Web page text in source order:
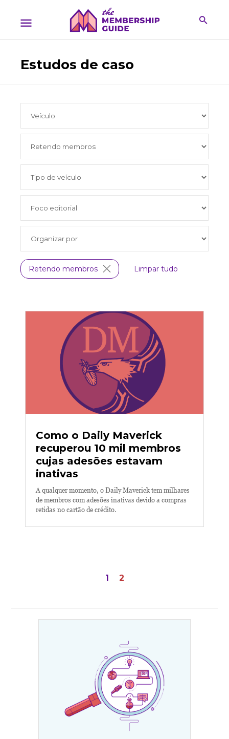
Estudos de caso
Retendo membros Limpar tudo
Como o Daily Maverick
recuperou 10 mil membros
cujas adesões estavam
inativas
A qualquer momento, o Daily Maverick tem milhares
de membros com adesões inativas devido a compras
retidas no cartão de crédito.
1 2